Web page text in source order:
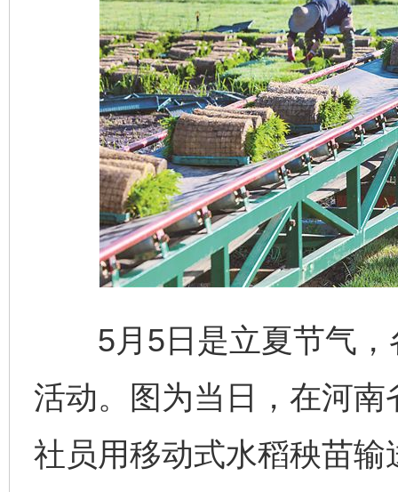
5月5日是立夏节气，
活动。图为当日，在河
社员用移动式水稻秧苗